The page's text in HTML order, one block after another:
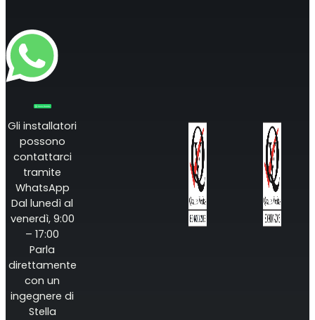
Gli installatori
possono
contattarci
tramite
WhatsApp
Dal lunedì al
venerdì, 9:00
– 17:00
Parla
direttamente
con un
ingegnere di
Stella